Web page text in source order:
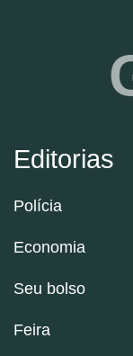
Editorias
Polícia
Economia
Seu bolso
Feira